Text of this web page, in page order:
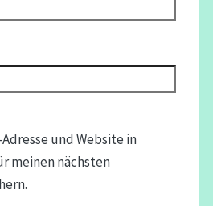
und Website in
meinen nächsten